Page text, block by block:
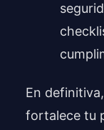
En
fortalece tu